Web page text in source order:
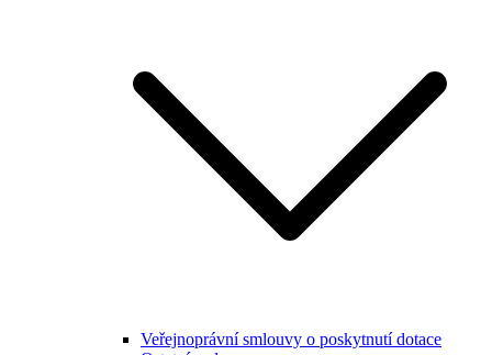
Veřejnoprávní smlouvy o poskytnutí dotace